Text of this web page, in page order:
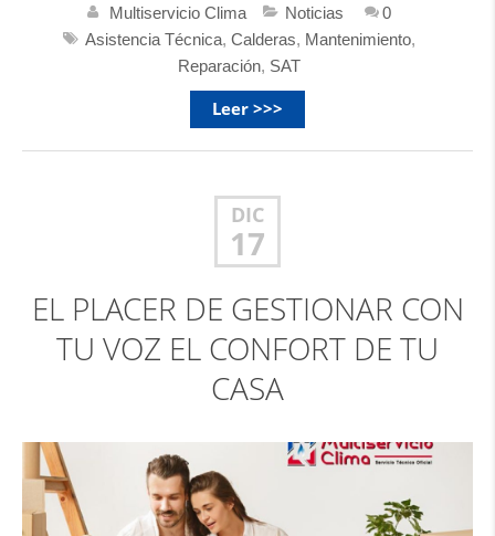
Multiservicio Clima Noticias
0
Asistencia Técnica, Calderas, Mantenimiento,
Reparación, SAT
Leer >>>
DIC
17
EL PLACER DE GESTIONAR CON
TU VOZ EL CONFORT DE TU
CASA